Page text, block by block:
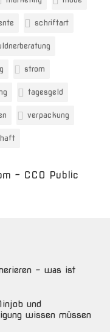
schriftart
strom
tagesgeld
verpackung
- CC0 Public
– was ist
und
wissen müssen